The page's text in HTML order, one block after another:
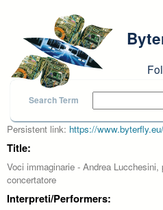
Search Term
Persistent link: https://
Title:
Voci immaginarie - Andrea
concertatore
Interpreti/Performers: